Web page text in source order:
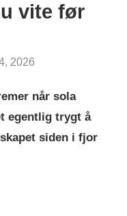
vite før
2026
når sola
egentlig trygt å
siden i fjor